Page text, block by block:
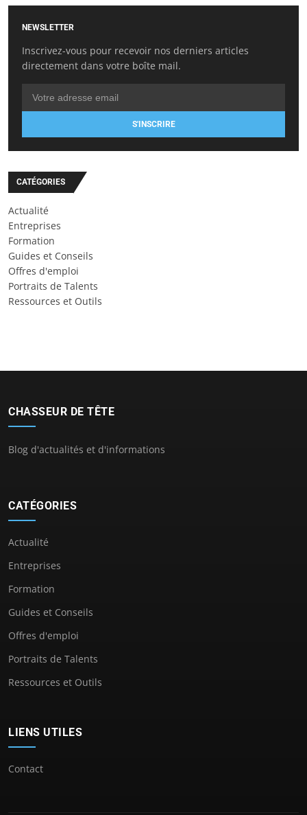
NEWSLETTER
Inscrivez-vous pour recevoir nos derniers articles
directement dans votre boîte mail.
S'INSCRIRE
CATÉGORIES
Actualité
Entreprises
Formation
Guides et Conseils
Offres d'emploi
Portraits de Talents
Ressources et Outils
CHASSEUR DE TÊTE
Blog d'actualités et d'informations
CATÉGORIES
Actualité
Entreprises
Formation
Guides et Conseils
Offres d'emploi
Portraits de Talents
Ressources et Outils
LIENS UTILES
Contact